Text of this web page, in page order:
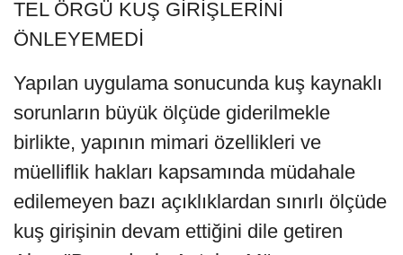
TEL ÖRGÜ KUŞ GİRİŞLERİNİ
ÖNLEYEMEDİ
Yapılan uygulama sonucunda kuş kaynaklı
sorunların büyük ölçüde giderilmekle
birlikte, yapının mimari özellikleri ve
müelliflik hakları kapsamında müdahale
edilemeyen bazı açıklıklardan sınırlı ölçüde
kuş girişinin devam ettiğini dile getiren